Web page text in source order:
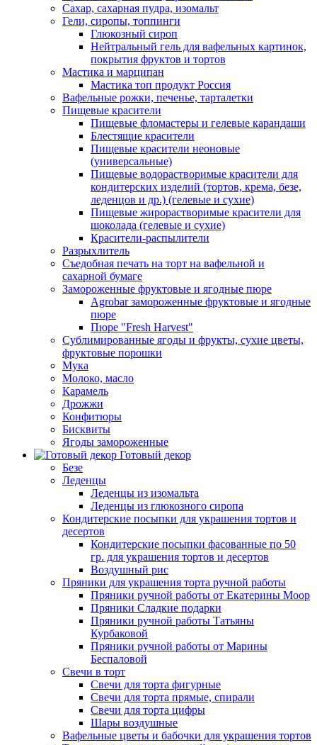
Сахар, сахарная пудра, изомальт
Гели, сиропы, топпинги
Глюкозный сироп
Нейтральный гель для вафельных картинок,
покрытия фруктов и тортов
Мастика и марципан
Мастика топ продукт Россия
Вафельные рожки, печенье, тарталетки
Пищевые красители
Пищевые фломастеры и гелевые карандаши
Блестящие красители
Пищевые красители неоновые
(универсальные)
Пищевые водорастворимые красители для
кондитерских изделий (тортов, крема, безе,
леденцов и др.) (гелевые и сухие)
Пищевые жирорастворимые красители для
шоколада (гелевые и сухие)
Красители-распылители
Разрыхлитель
Съедобная печать на торт на вафельной и
сахарной бумаге
Замороженные фруктовые и ягодные пюре
Agrobar замороженные фруктовые и ягодные
пюре
Пюре "Fresh Harvest"
Сублимированные ягоды и фрукты, сухие цветы,
фруктовые порошки
Мука
Молоко, масло
Карамель
Дрожжи
Конфитюры
Бисквиты
Ягоды замороженные
Готовый декор
Безе
Леденцы
Леденцы из изомальта
Леденцы из глюкозного сиропа
Кондитерские посыпки для украшения тортов и
десертов
Кондитерские посыпки фасованные по 50
гр. для украшения тортов и десертов
Воздушный рис
Пряники для украшения торта ручной работы
Пряники ручной работы от Екатерины Моор
Пряники Сладкие подарки
Пряники ручной работы Татьяны
Курбаковой
Пряники ручной работы от Марины
Беспаловой
Свечи в торт
Свечи для торта фигурные
Свечи для торта прямые, спирали
Свечи для торта цифры
Шары воздушные
Вафельные цветы и бабочки для украшения тортов